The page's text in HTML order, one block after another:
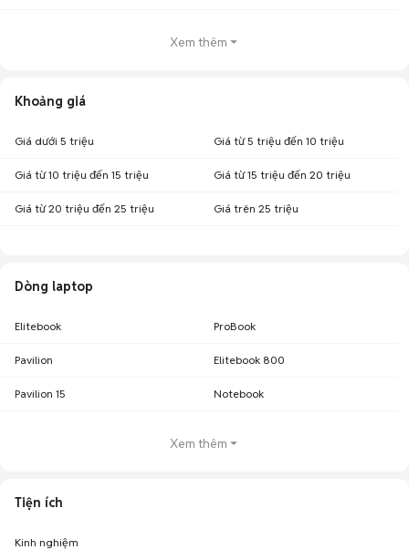
Xem thêm
Khoảng giá
Giá dưới 5 triệu Giá từ 5 triệu đến 10 triệu
Giá từ 10 triệu đến 15 triệu Giá từ 15 triệu đến 20 triệu
Giá từ 20 triệu đến 25 triệu Giá trên 25 triệu
Dòng laptop
Elitebook ProBook
Pavilion Elitebook 800
Pavilion 15 Notebook
Xem thêm
Tiện ích
Kinh nghiệm